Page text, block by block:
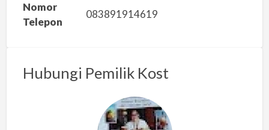
Nomor
Telepon
083891914619
Hubungi Pemilik Kost